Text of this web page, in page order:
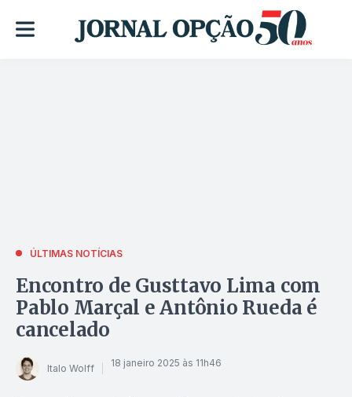
ÚLTIMAS NOTÍCIAS
Encontro de Gusttavo Lima com
Pablo Marçal e Antônio Rueda é
cancelado
Italo Wolff 18 janeiro 2025 às 11h46